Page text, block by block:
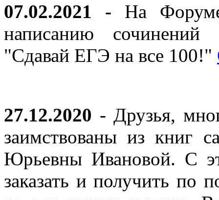
07.02.2021 - На
написанию
"Сдавай ЕГЭ на все 100!"
27.12.2020 - Друзья,
заимствованы из книг
Юрьевны Ивановой. С
заказать и получить по